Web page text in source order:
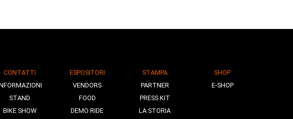
CONTATTI
STAND
BIKE SHOW
ESPOSITORI
VENDORS
FOOD
DEMO RIDE
STAMPA
PARTNER
PRESS KIT
LA STORIA
SHOP
E-SHOP